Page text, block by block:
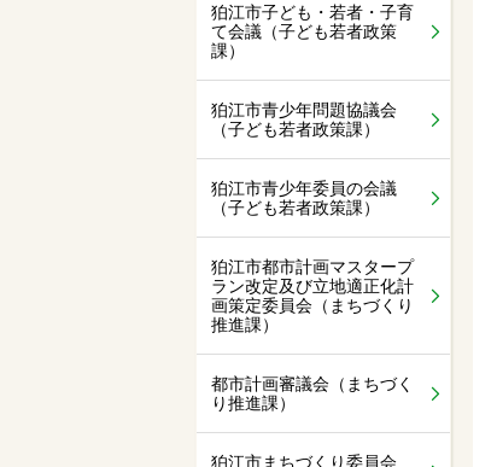
狛江市子ども・若者・子育
て会議（子ども若者政策
課）
狛江市青少年問題協議会
（子ども若者政策課）
狛江市青少年委員の会議
（子ども若者政策課）
狛江市都市計画マスタープ
ラン改定及び立地適正化計
画策定委員会（まちづくり
推進課）
都市計画審議会（まちづく
り推進課）
狛江市まちづくり委員会